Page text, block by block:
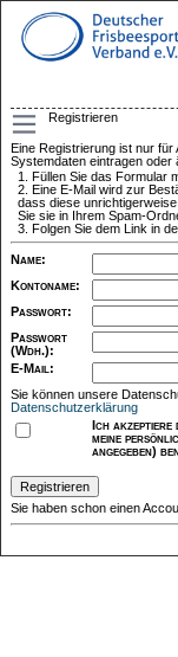
Registrieren
Eine Registrierung ist nur für
Systemdaten eintragen
Füllen Sie das Formular
Eine E-Mail wird zur
dass diese
Sie sie in Ihrem Spam-
Folgen Sie dem Link in
Name:
Kontoname:
Passwort:
Passwort
(Wdh.):
E-Mail :
Sie können unsere
Datenschutzerklärung
Ich akzeptiere
meine
angegeben)
Sie haben schon einen